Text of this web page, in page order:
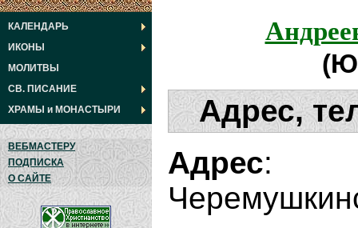
КАЛЕНДАРЬ
ИКОНЫ
МОЛИТВЫ
СВ. ПИСАНИЕ
ХРАМЫ и МОНАСТЫРИ
ВЕБМАСТЕРУ
ПОДПИСКА
О САЙТЕ
Адрес,
Адрес: